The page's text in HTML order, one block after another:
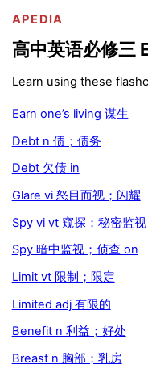
APEDIA
高中英语必修三
Learn using these
Earn one’s living 谋生
Debt n 债；债务
Debt 欠债 in
Glare vi 怒目而视；闪耀
Spy vi vt 窥探；秘密监视
Spy 暗中监视；侦查 on
Limit vt 限制；限定
Limited adj 有限的
Benefit n 利益；好处
Breast n 胸部；乳房